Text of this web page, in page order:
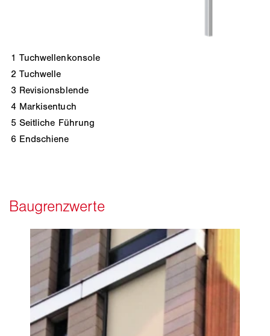
1 Tuchwellenkonsole
2 Tuchwelle
3 Revisionsblende
4 Markisentuch
5 Seitliche Führung
6 Endschiene